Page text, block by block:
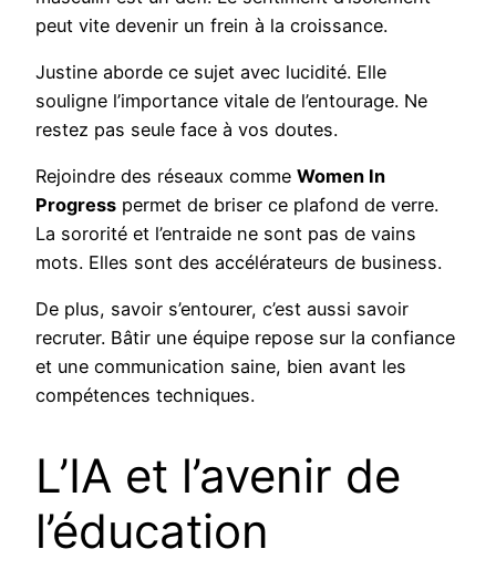
peut vite devenir un frein à la croissance.
Justine aborde ce sujet avec lucidité. Elle
souligne l’importance vitale de l’entourage. Ne
restez pas seule face à vos doutes.
Rejoindre des réseaux comme Women In
Progress permet de briser ce plafond de verre.
La sororité et l’entraide ne sont pas de vains
mots. Elles sont des accélérateurs de business.
De plus, savoir s’entourer, c’est aussi savoir
recruter. Bâtir une équipe repose sur la confiance
et une communication saine, bien avant les
compétences techniques.
L’IA et l’avenir de
l’éducation